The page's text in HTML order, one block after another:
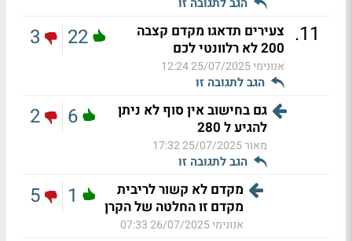
11
. צעירים תדאגו מקדם קצבה
200 לא רלוונטי לכם
אנונימי25/07/2025 12:24
הגב לתגובה זו
22
3
גם בחישוב אין סוף לא ניתן
להגיע ל 280
מאור25/07/2025 17:32
הגב לתגובה זו
6
2
מקדם לא קשור לריבית
מקדם זו החלטה של הקרן
אנונימי26/07/2025 07:33
1
5